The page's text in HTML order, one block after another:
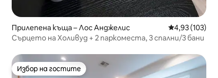
Прилепена къща – Лос Анджелис Средна
4,93 (103)
Сърцето на Холивуд + 2 паркоместа, 3 спални/3 бани
Избор на гостите
Избор на гостите